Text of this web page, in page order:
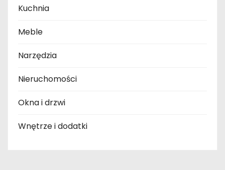
Kuchnia
Meble
Narzędzia
Nieruchomości
Okna i drzwi
Wnętrze i dodatki